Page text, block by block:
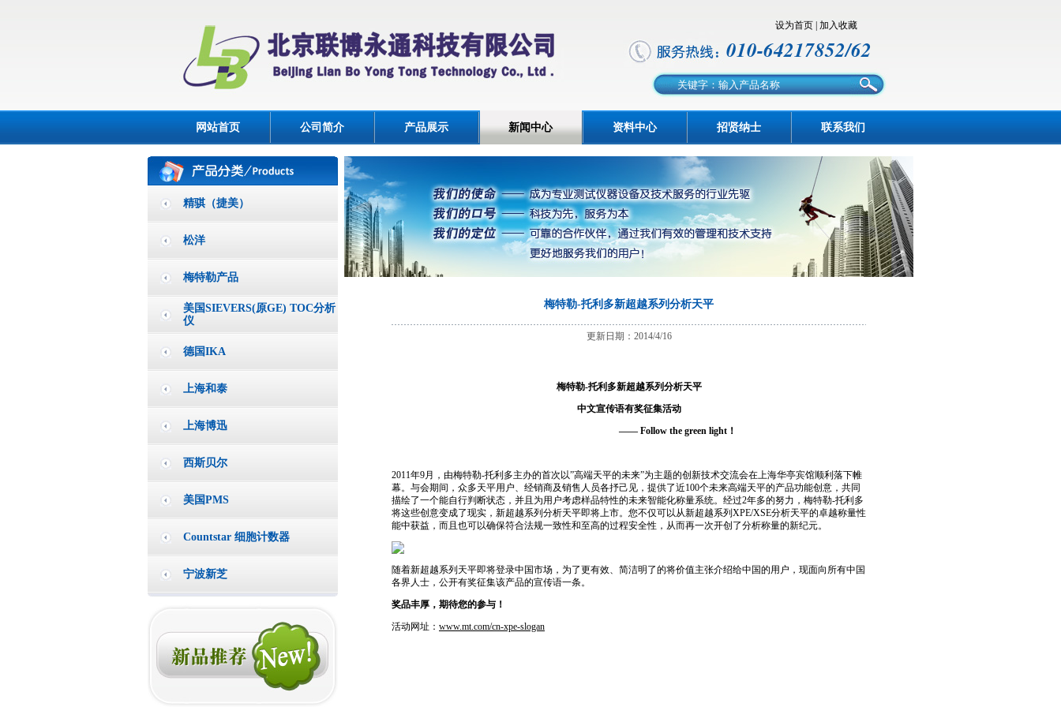
设为首页 加入收藏
010-64217852/62
网站首页 公司简介 产品展示 新闻中心 资料中心 招贤纳士 联系我们
精骐（捷美）
松洋
梅特勒产品
美国SIEVERS(原GE) TOC分析
仪
德国IKA
上海和泰
上海博迅
西斯贝尔
美国PMS
Countstar 细胞计数器
宁波新芝
梅特勒-托利多新超越系列分析天平
更新日期：2014/4/16
梅特勒-托利多新超越系列分析天平
中文宣传语有奖征集活动
—— Follow the green light ！
2011年9月，由梅特勒-托利多主办的首次以”高端天平的未来”为主题的创新技术交流会在上海华亭宾馆顺利落下帷
幕。与会期间，众多天平用户、经销商及销售人员各抒己见，提供了近100个未来高端天平的产品功能创意，共同
描绘了一个能自行判断状态，并且为用户考虑样品特性的未来智能化称量系统。经过2年多的努力，梅特勒-托利多
将这些创意变成了现实，新超越系列分析天平即将上市。您不仅可以从新超越系列XPE/XSE分析天平的卓越称量性
能中获益，而且也可以确保符合法规一致性和至高的过程安全性，从而再一次开创了分析称量的新纪元。
随着新超越系列天平即将登录中国市场，为了更有效、简洁明了的将价值主张介绍给中国的用户，现面向所有中国
各界人士，公开有奖征集该产品的宣传语一条。
奖品丰厚，期待您的参与！
活动网址： www.mt.com/cn-xpe-slogan